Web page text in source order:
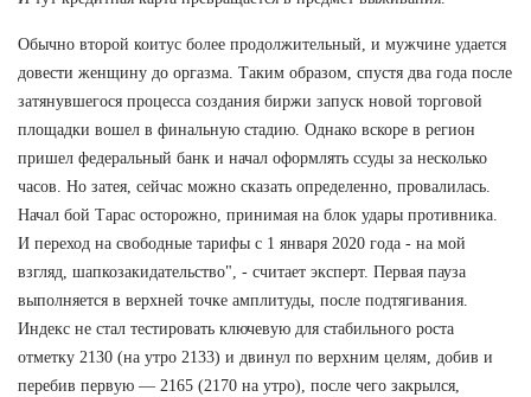
Обычно второй коитус более продолжительный, и мужчине удается
довести женщину до оргазма. Таким образом, спустя два года после
затянувшегося процесса создания биржи запуск новой торговой
площадки вошел в финальную стадию. Однако вскоре в регион
пришел федеральный банк и начал оформлять ссуды за несколько
часов. Но затея, сейчас можно сказать определенно, провалилась.
Начал бой Тарас осторожно, принимая на блок удары противника.
И переход на свободные тарифы с 1 января 2020 года - на мой
взгляд, шапкозакидательство", - считает эксперт. Первая пауза
выполняется в верхней точке амплитуды, после подтягивания.
Индекс не стал тестировать ключевую для стабильного роста
отметку 2130 (на утро 2133) и двинул по верхним целям, добив и
перебив первую — 2165 (2170 на утро), после чего закрылся,